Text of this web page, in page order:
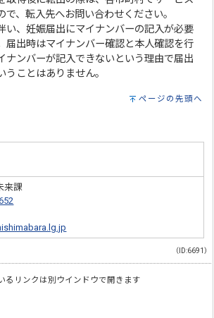
で、転入先へお問い合わせください。
い、妊娠届出にマイナンバーの記入が必要
届出時はマイナンバー確認と本人確認を行
ナンバーが記入できないという理由で届出
うことはありません。
ページの先頭へ
来課
（ID:6691）
るリンクは別ウインドウで開きます